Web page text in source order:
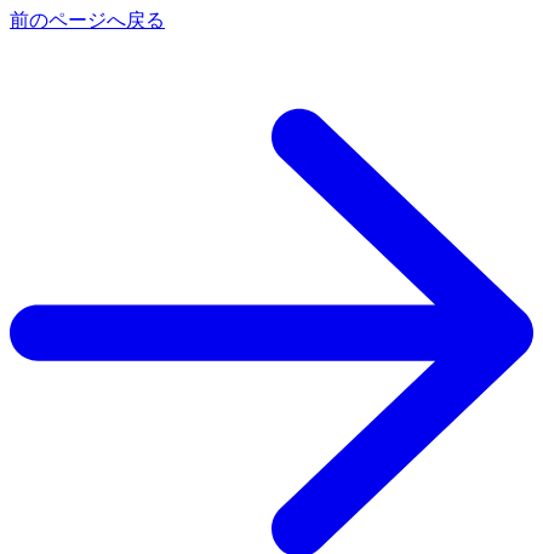
前のページへ戻る